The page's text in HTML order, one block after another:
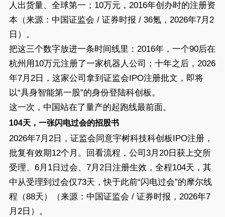
人出货量、全球第一；10万元，2016年创办时的注册资
本（来源：中国证监会 / 证券时报 / 36氪，2026年7月2
日）。
把这三个数字放进一条时间线里：2016年，一个90后在
杭州用10万元注册了一家机器人公司；十年之后，2026
年7月2日，这家公司拿到证监会IPO注册批文，即将
以“具身智能第一股”的身份登陆科创板。
这一次，中国站在了量产的起跑线最前面。
104天，一张闪电过会的招股书
2026年7月2日，证监会同意宇树科技科创板IPO注册，
批复有效期12个月。回看流程，公司3月20日获上交所
受理、6月1日过会、7月2日注册生效，全程104天，其
中从受理到过会仅73天，快于此前“闪电过会”的摩尔线
程（88天）（来源：中国证监会 / 证券时报，2026年7
月2日）。